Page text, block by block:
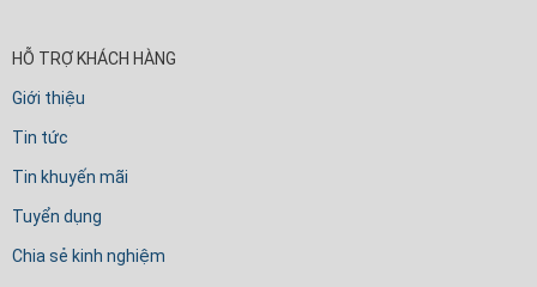
HỖ TRỢ KHÁCH HÀNG
Giới thiệu
Tin tức
Tin khuyến mãi
Tuyển dụng
Chia sẻ kinh nghiệm